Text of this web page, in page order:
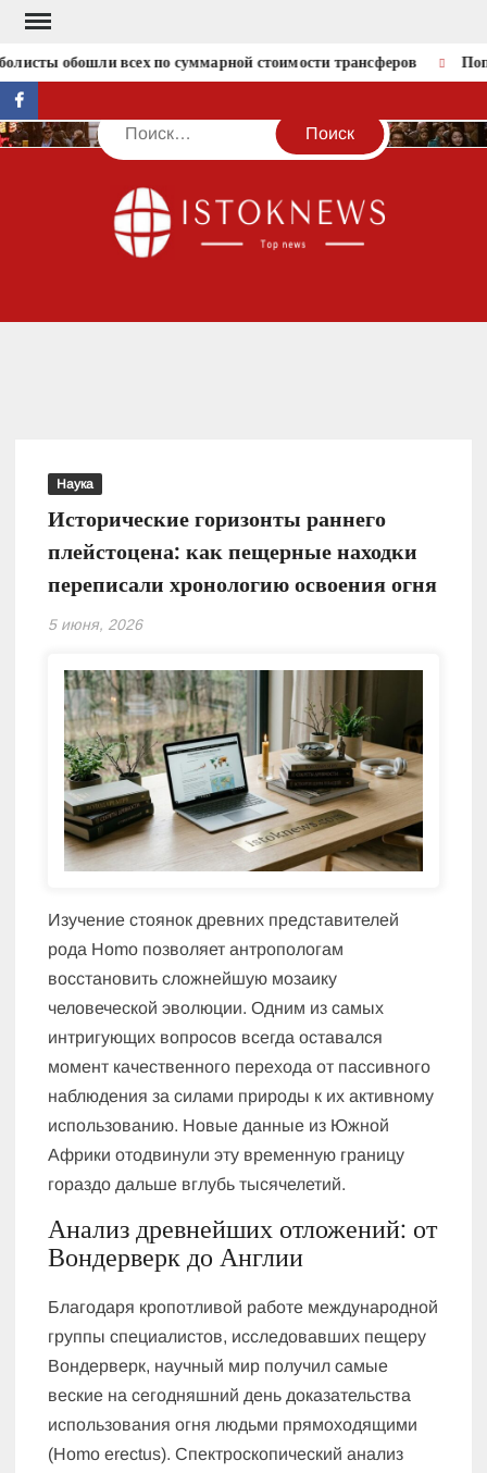
Перейти
содержимому
обошли всех по суммарной стоимости трансферов
facebook
Поиск
Наука
Исторические горизонты раннего
плейстоцена: как пещерные находки
переписали хронологию освоения огня
5 июня, 2026
Изучение стоянок древних представителей
рода Homo позволяет антропологам
восстановить сложнейшую мозаику
человеческой эволюции. Одним из самых
интригующих вопросов всегда оставался
момент качественного перехода от пассивного
наблюдения за силами природы к их активному
использованию. Новые данные из Южной
Африки отодвинули эту временную границу
гораздо дальше вглубь тысячелетий.
Анализ древнейших отложений: от
Вондерверк до Англии
Благодаря кропотливой работе международной
группы специалистов, исследовавших пещеру
Вондерверк, научный мир получил самые
веские на сегодняшний день доказательства
использования огня людьми прямоходящими
(Homo erectus). Спектроскопический анализ